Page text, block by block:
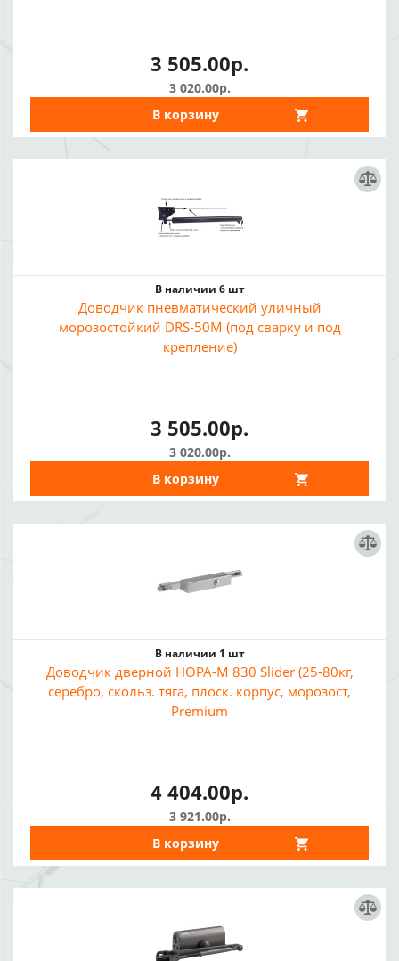
3 505.00р.
3 020.00р.
В корзину
В наличии 6 шт
Доводчик пневматический уличный
морозостойкий DRS-50M (под сварку и под
крепление)
3 505.00р.
3 020.00р.
В корзину
В наличии 1 шт
Доводчик дверной НОРА-М 830 Slider (25-80кг,
серебро, скольз. тяга, плоск. корпус, морозост,
Premium
4 404.00р.
3 921.00р.
В корзину